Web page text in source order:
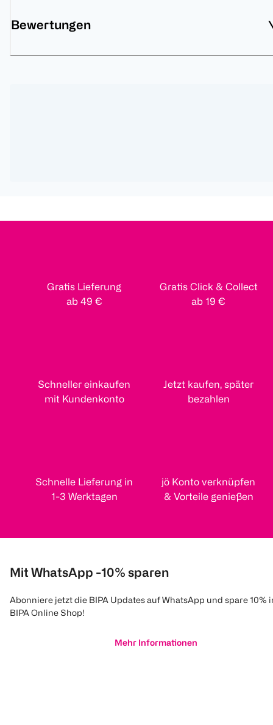
Bewertungen
Gratis Lieferung
ab 49 €
Gratis Click & Collect
ab 19 €
Schneller einkaufen
mit Kundenkonto
Jetzt kaufen, später
bezahlen
Schnelle Lieferung in
1-3 Werktagen
jö Konto verknüpfen
& Vorteile genießen
Mit WhatsApp -10% sparen
Abonniere jetzt die BIPA Updates auf WhatsApp und spare 10%
BIPA Online Shop!
Mehr Informationen